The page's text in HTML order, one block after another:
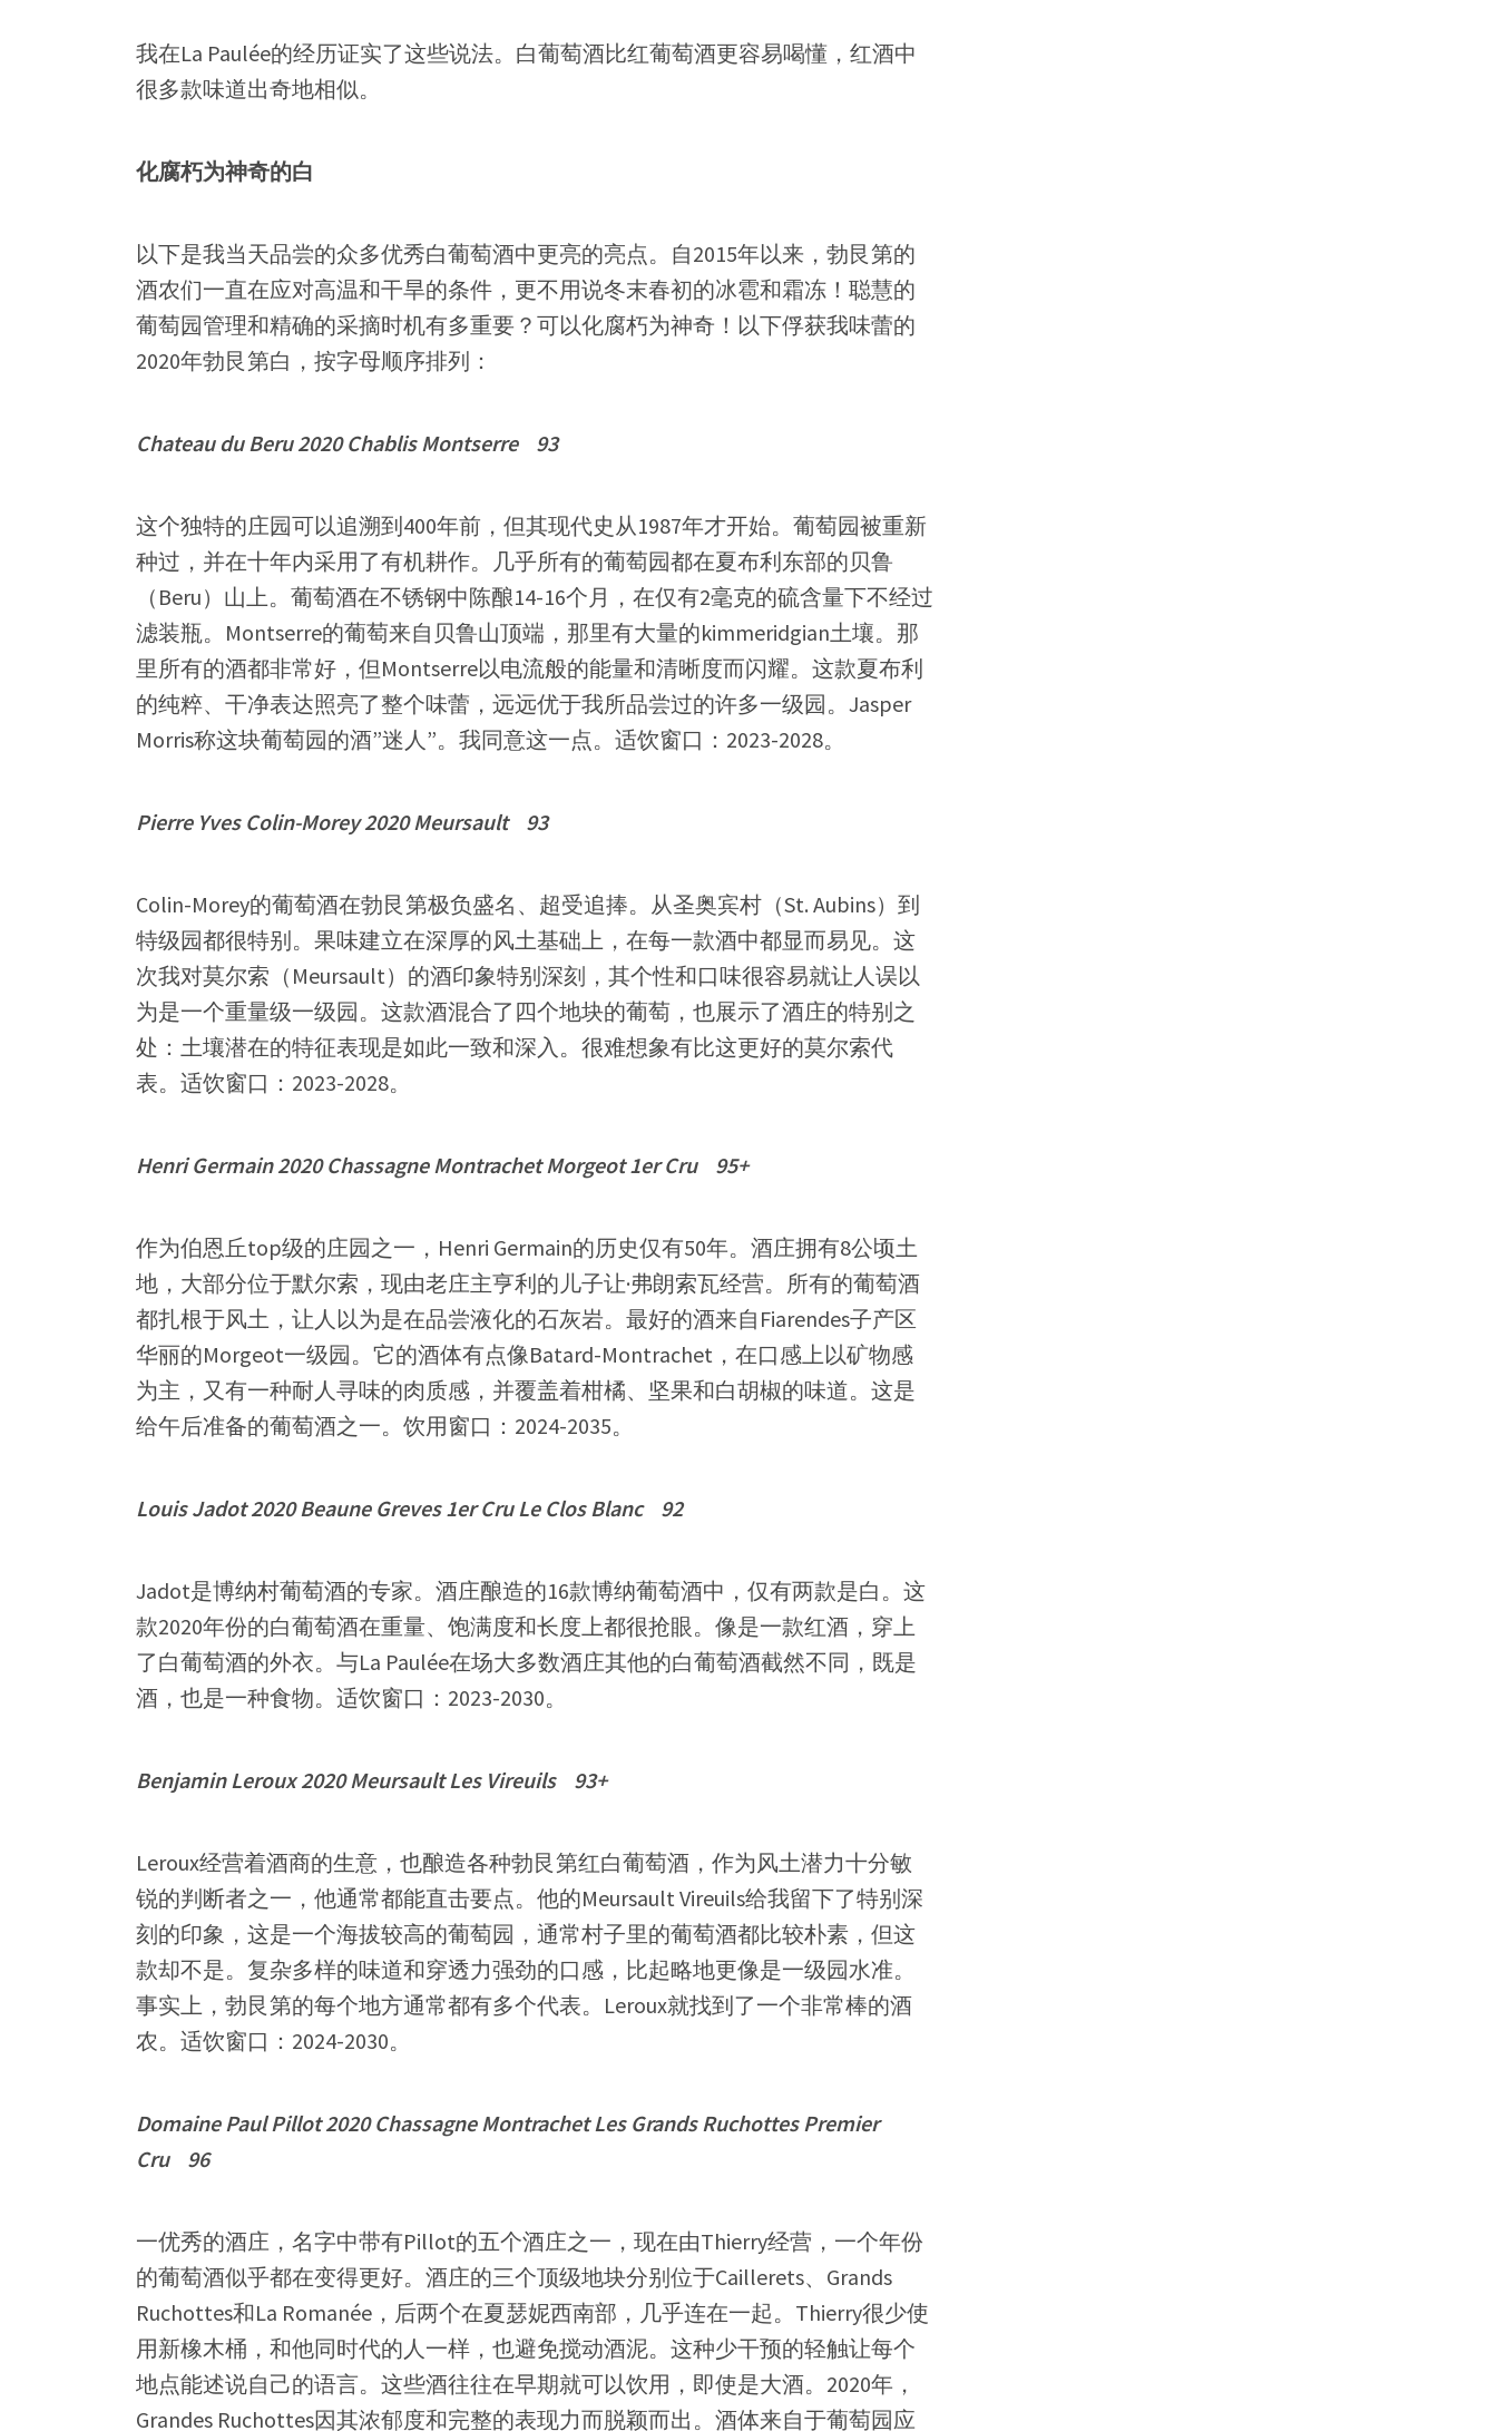
我在La Paulée的经历证实了这些说法。白葡萄酒比红葡萄酒更容易喝懂，红酒中
很多款味道出奇地相似。
化腐朽为神奇的白
以下是我当天品尝的众多优秀白葡萄酒中更亮的亮点。自2015年以来，勃艮第的
酒农们一直在应对高温和干旱的条件，更不用说冬末春初的冰雹和霜冻！聪慧的
葡萄园管理和精确的采摘时机有多重要？可以化腐朽为神奇！以下俘获我味蕾的
2020年勃艮第白，按字母顺序排列：
Chateau du Beru 2020 Chablis Montserre 93
这个独特的庄园可以追溯到400年前，但其现代史从1987年才开始。葡萄园被重新
种过，并在十年内采用了有机耕作。几乎所有的葡萄园都在夏布利东部的贝鲁
（Beru）山上。葡萄酒在不锈钢中陈酿14-16个月，在仅有2毫克的硫含量下不经过
滤装瓶。Montserre的葡萄来自贝鲁山顶端，那里有大量的kimmeridgian土壤。那
里所有的酒都非常好，但Montserre以电流般的能量和清晰度而闪耀。这款夏布利
的纯粹、干净表达照亮了整个味蕾，远远优于我所品尝过的许多一级园。Jasper
Morris称这块葡萄园的酒”迷人”。我同意这一点。适饮窗口：2023-2028。
Pierre Yves Colin-Morey 2020 Meursault 93
Colin-Morey的葡萄酒在勃艮第极负盛名、超受追捧。从圣奥宾村（St. Aubins）到
特级园都很特别。果味建立在深厚的风土基础上，在每一款酒中都显而易见。这
次我对莫尔索（Meursault）的酒印象特别深刻，其个性和口味很容易就让人误以
为是一个重量级一级园。这款酒混合了四个地块的葡萄，也展示了酒庄的特别之
处：土壤潜在的特征表现是如此一致和深入。很难想象有比这更好的莫尔索代
表。适饮窗口：2023-2028。
Henri Germain 2020 Chassagne Montrachet Morgeot 1er Cru 95+
作为伯恩丘top级的庄园之一，Henri Germain的历史仅有50年。酒庄拥有8公顷土
地，大部分位于默尔索，现由老庄主亨利的儿子让·弗朗索瓦经营。所有的葡萄酒
都扎根于风土，让人以为是在品尝液化的石灰岩。最好的酒来自Fiarendes子产区
华丽的Morgeot一级园。它的酒体有点像Batard-Montrachet，在口感上以矿物感
为主，又有一种耐人寻味的肉质感，并覆盖着柑橘、坚果和白胡椒的味道。这是
给午后准备的葡萄酒之一。饮用窗口：2024-2035。
Louis Jadot 2020 Beaune Greves 1er Cru Le Clos Blanc 92
Jadot是博纳村葡萄酒的专家。酒庄酿造的16款博纳葡萄酒中，仅有两款是白。这
款2020年份的白葡萄酒在重量、饱满度和长度上都很抢眼。像是一款红酒，穿上
了白葡萄酒的外衣。与La Paulée在场大多数酒庄其他的白葡萄酒截然不同，既是
酒，也是一种食物。适饮窗口：2023-2030。
Benjamin Leroux 2020 Meursault Les Vireuils 93+
Leroux经营着酒商的生意，也酿造各种勃艮第红白葡萄酒，作为风土潜力十分敏
锐的判断者之一，他通常都能直击要点。他的Meursault Vireuils给我留下了特别深
刻的印象，这是一个海拔较高的葡萄园，通常村子里的葡萄酒都比较朴素，但这
款却不是。复杂多样的味道和穿透力强劲的口感，比起略地更像是一级园水准。
事实上，勃艮第的每个地方通常都有多个代表。Leroux就找到了一个非常棒的酒
农。适饮窗口：2024-2030。
Domaine Paul Pillot 2020 Chassagne Montrachet Les Grands Ruchottes Premier
Cru 96
一优秀的酒庄，名字中带有Pillot的五个酒庄之一，现在由Thierry经营，一个年份
的葡萄酒似乎都在变得更好。酒庄的三个顶级地块分别位于Caillerets、Grands
Ruchottes和La Romanée，后两个在夏瑟妮西南部，几乎连在一起。Thierry很少使
用新橡木桶，和他同时代的人一样，也避免搅动酒泥。这种少干预的轻触让每个
地点能述说自己的语言。这些酒往往在早期就可以饮用，即使是大酒。2020年，
Grandes Ruchottes因其浓郁度和完整的表现力而脱颖而出。酒体来自于葡萄园应